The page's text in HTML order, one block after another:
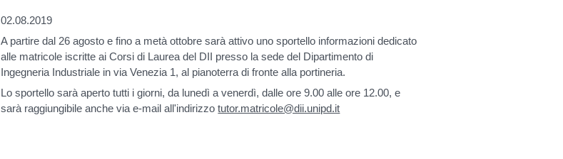
02.08.2019
A partire dal 26 agosto e fino a metà ottobre sarà attivo uno sportello informazioni dedicato
alle matricole iscritte ai Corsi di Laurea del DII presso la sede del Dipartimento di
Ingegneria Industriale in via Venezia 1, al pianoterra di fronte alla portineria.
Lo sportello sarà aperto tutti i giorni, da lunedì a venerdì, dalle ore 9.00 alle ore 12.00, e
sarà raggiungibile anche via e-mail all'indirizzotutor.matricole@dii.unipd.it